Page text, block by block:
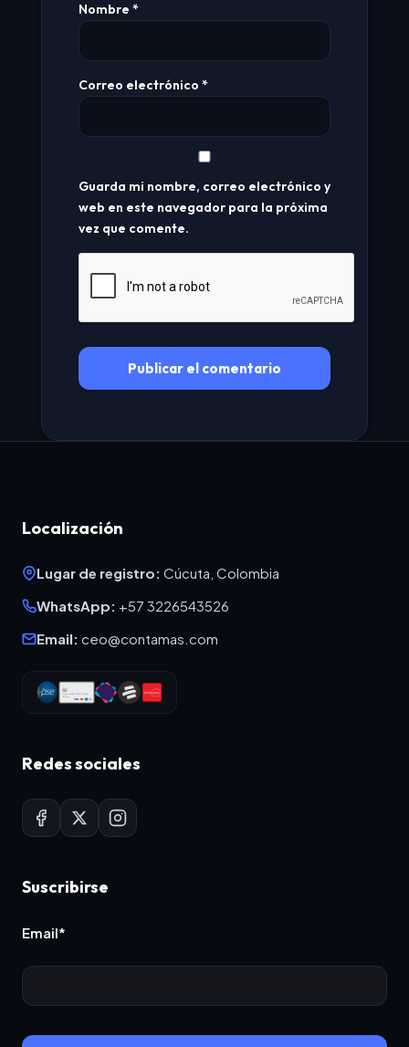
Nombre *
Correo electrónico *
Guarda mi nombre, correo electrónico y
web en este navegador para la próxima
vez que comente.
Localización
Lugar de registro: Cúcuta, Colombia
WhatsApp: +57 3226543526
Email: ceo@contamas.com
Redes sociales
Suscribirse
Email*